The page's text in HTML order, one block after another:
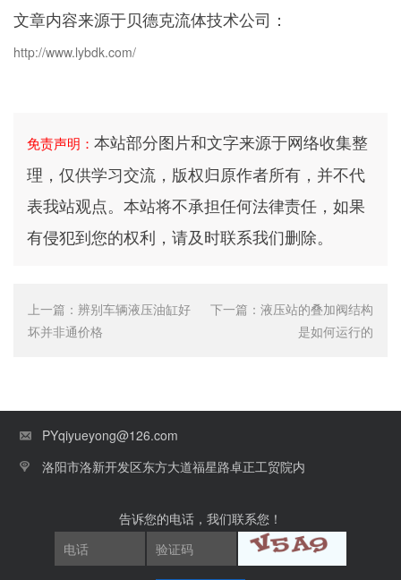
文章内容来源于贝德克流体技术公司：
http://www.lybdk.com/
免责声明： 本站部分图片和文字来源于网络收集整
理，仅供学习交流，版权归原作者所有，并不代
表我站观点。本站将不承担任何法律责任，如果
有侵犯到您的权利，请及时联系我们删除。
上一篇： 辨别车辆液压油缸好
坏并非通价格
下一篇： 液压站的叠加阀结构
是如何运行的
PYqiyueyong@126.com
洛阳市洛新开发区东方大道福星路卓正工贸院内
告诉您的电话，我们联系您！